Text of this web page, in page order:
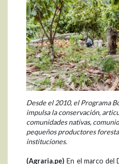
Desde el 2010, el Programa
impulsa la conservación,
comunidades nativas,
pequeños productores
instituciones.
(Agraria.pe)En el marco del